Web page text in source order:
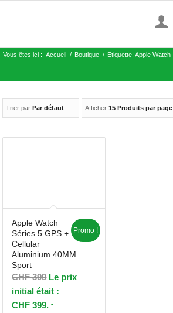
Vous êtes ici : Accueil / Boutique / Etiquette: Apple Watch
Trier par Par défaut Afficher15 Produits par page
Apple Watch
Séries 5 GPS +
Cellular
Aluminium 40MM
Sport
CHF399 Le prix
initial était :
CHF 399.
Promo !